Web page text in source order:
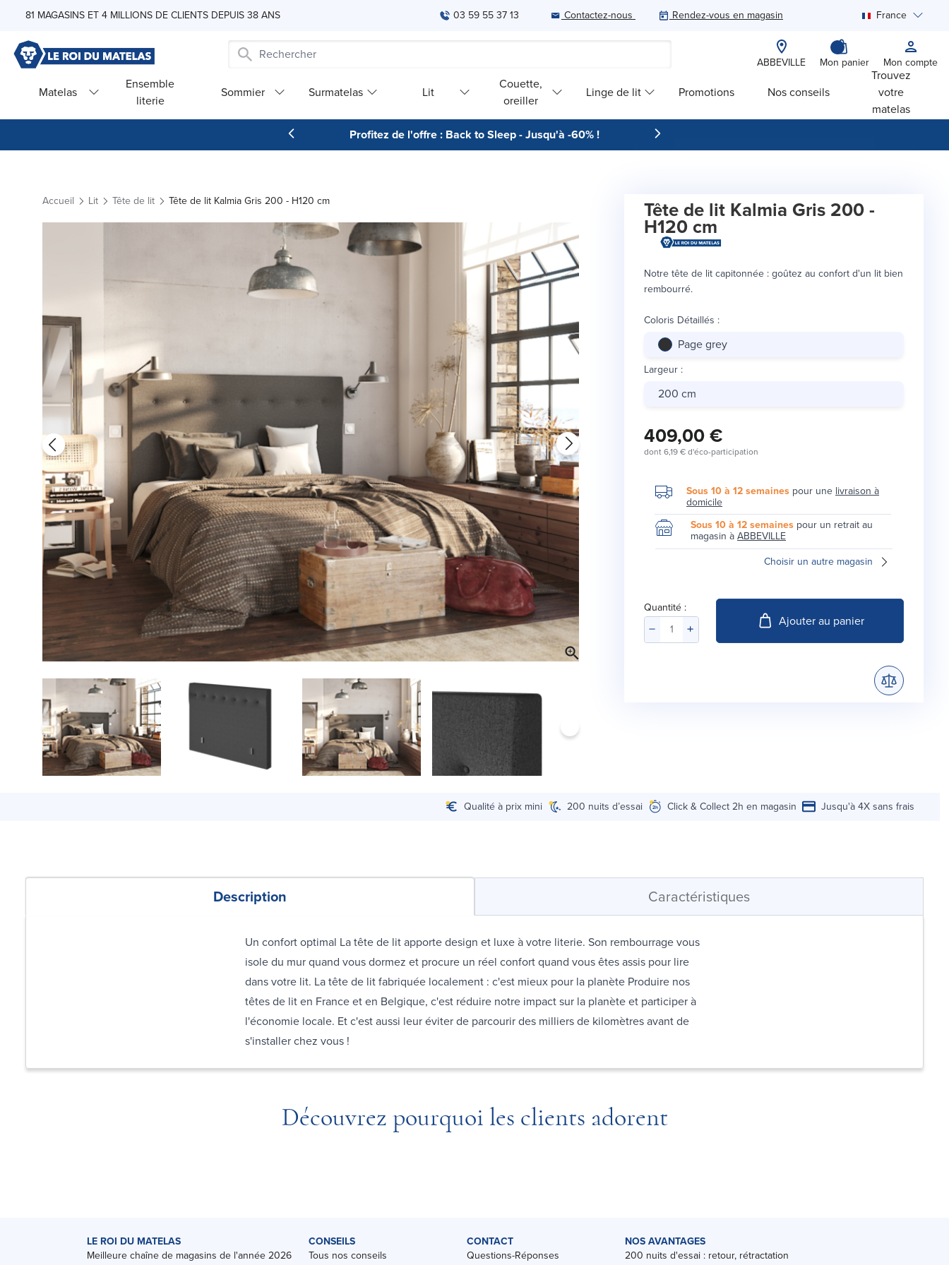
Skip to Content
81 MAGASINS ET 4 MILLIONS DE CLIENTS DEPUIS 38 ANS 03 59 55 37 13 Contactez-nous Rendez-vous en magasin France
ABBEVILLE Mon panier Mon compte
Matelas
Ensemble
literie
Sommier Surmatelas Lit
Couette,
oreiller
Linge de lit Promotions Nos conseils
Trouvez
votre
matelas
Profitez de l'offre : Back to Sleep - Jusqu'à -60% !
Accueil Lit Tête de lit Tête de lit Kalmia Gris 200 - H120 cm Tête de lit Kalmia Gris 200 -
H120 cm
Notre tête de lit capitonnée : goûtez au confort d'un lit bien
rembourré.
Coloris Détaillés :
Page grey
Largeur :
200 cm
409,00 €
dont6,19 €d'éco-participation
Sous 10 à 12 semaines pour unelivraison à
domicile
Sous 10 à 12 semaines pour un retrait au
magasin àABBEVILLE
Choisir un autre magasin
Quantité :
Ajouter au panier
Qualité à prix mini 200 nuits d’essai Click & Collect 2h en magasin Jusqu'à 4X sans frais
Description Caractéristiques
Un confort optimal La tête de lit apporte design et luxe à votre literie. Son rembourrage vous
isole du mur quand vous dormez et procure un réel confort quand vous êtes assis pour lire
dans votre lit. La tête de lit fabriquée localement : c'est mieux pour la planète Produire nos
têtes de lit en France et en Belgique, c'est réduire notre impact sur la planète et participer à
l'économie locale. Et c'est aussi leur éviter de parcourir des milliers de kilomètres avant de
s'installer chez vous !
Découvrez pourquoi les clients adorent
LE ROI DU MATELAS
Meilleure chaîne de magasins de l'année 2026
CONSEILS
Tous nos conseils
CONTACT
Questions-Réponses
NOS AVANTAGES
200 nuits d'essai : retour, rétractation